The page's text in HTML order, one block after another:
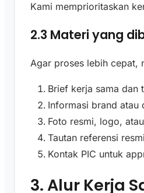
Kami memprioritaskan
2.3 Materi yang
Agar proses lebih cepat,
Brief kerja sama dan
Informasi brand atau
Foto resmi, logo,
Tautan referensi
Kontak PIC untuk
3. Alur Kerja